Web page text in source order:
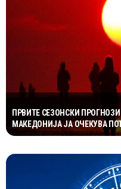
ПРВИТЕ СЕЗОНСКИ
МАКЕДОНИЈА ЈА ОЧЕКУВА
НАГЛИ ВРЕМЕНСКИ ПРЕСВРТИ